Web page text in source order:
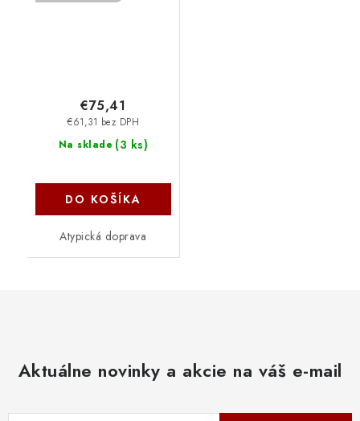
Na sklade (3 ks)
€61,31 bez DPH
€75,41
DO KOŠÍKA
Atypická doprava
Aktuálne novinky a akcie na váš e-mail